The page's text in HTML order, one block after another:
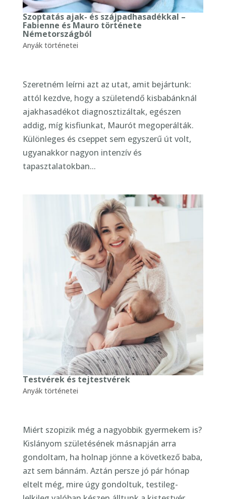
Szoptatás ajak- és szájpadhasadékkal –
Fabienne és Mauro története
Németországból
Anyák történetei
Szeretném leírni azt az utat, amit bejártunk:
attól kezdve, hogy a születendő kisbabánknál
ajakhasadékot diagnosztizáltak, egészen
addig, míg kisfiunkat, Maurót megoperálták.
Különleges és cseppet sem egyszerű út volt,
ugyanakkor nagyon intenzív és
tapasztalatokban...
Testvérek és tejtestvérek
Anyák történetei
Miért szopizik még a nagyobbik gyermekem is?
Kislányom születésének másnapján arra
gondoltam, ha holnap jönne a következő baba,
azt sem bánnám. Aztán persze jó pár hónap
eltelt még, mire úgy gondoltuk, testileg-